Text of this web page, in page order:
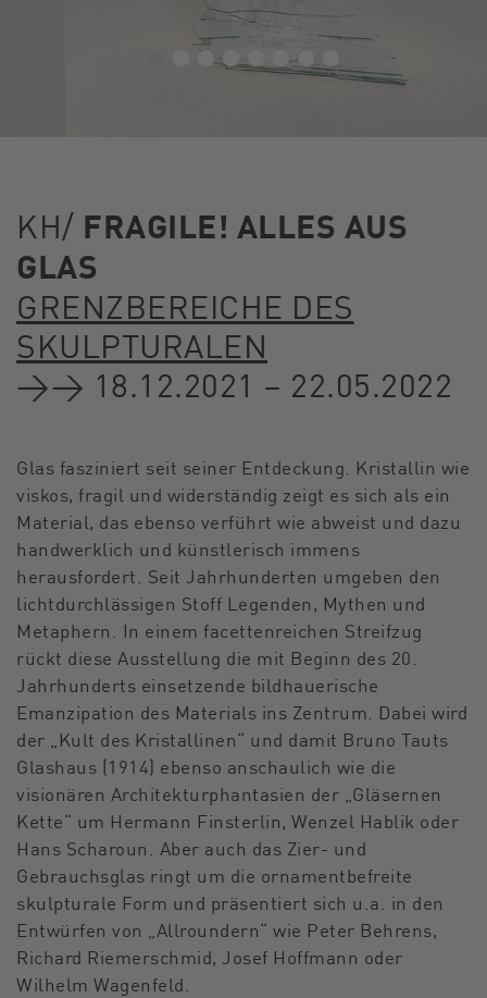
KH/ FRAGILE! ALLES AUS
GLAS
GRENZBEREICHE DES
SKULPTURALEN
→→ 18.12.2021 – 22.05.2022
Glas fasziniert seit seiner Entdeckung. Kristallin wie
viskos, fragil und widerständig zeigt es sich als ein
Material, das ebenso verführt wie abweist und dazu
handwerklich und künstlerisch immens
herausfordert. Seit Jahrhunderten umgeben den
lichtdurchlässigen Stoff Legenden, Mythen und
Metaphern. In einem facettenreichen Streifzug
rückt diese Ausstellung die mit Beginn des 20.
Jahrhunderts einsetzende bildhauerische
Emanzipation des Materials ins Zentrum. Dabei wird
der „Kult des Kristallinen“ und damit Bruno Tauts
Glashaus (1914) ebenso anschaulich wie die
visionären Architekturphantasien der „Gläsernen
Kette“ um Hermann Finsterlin, Wenzel Hablik oder
Hans Scharoun. Aber auch das Zier- und
Gebrauchsglas ringt um die ornamentbefreite
skulpturale Form und präsentiert sich u.a. in den
Entwürfen von „Allroundern“ wie Peter Behrens,
Richard Riemerschmid, Josef Hoffmann oder
Wilhelm Wagenfeld.